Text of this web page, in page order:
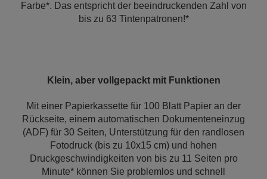
Farbe*. Das entspricht der beeindruckenden Zahl von
bis zu 63 Tintenpatronen!*
Klein, aber vollgepackt mit Funktionen
Mit einer Papierkassette für 100 Blatt Papier an der
Rückseite, einem automatischen Dokumenteneinzug
(ADF) für 30 Seiten, Unterstützung für den randlosen
Fotodruck (bis zu 10x15 cm) und hohen
Druckgeschwindigkeiten von bis zu 11 Seiten pro
Minute* können Sie problemlos und schnell